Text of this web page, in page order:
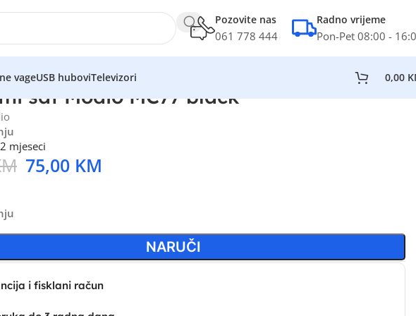
Pozovite nas
061 778 444
Radno vrijeme
Pon-Pet 08:00 -
vageUSB huboviTelevizori 0,00
sat Modio MC77 black
mjeseci
75,00 KM
NARUČI
i fisklani račun